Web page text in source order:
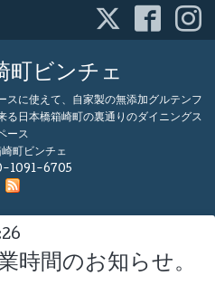
町ビンチェ
スに使えて、自家製の無添加グルテンフ
る日本橋箱崎町の裏通りのダイニングス
ース
崎町ビンチェ
1091-6705
間のお知らせ。